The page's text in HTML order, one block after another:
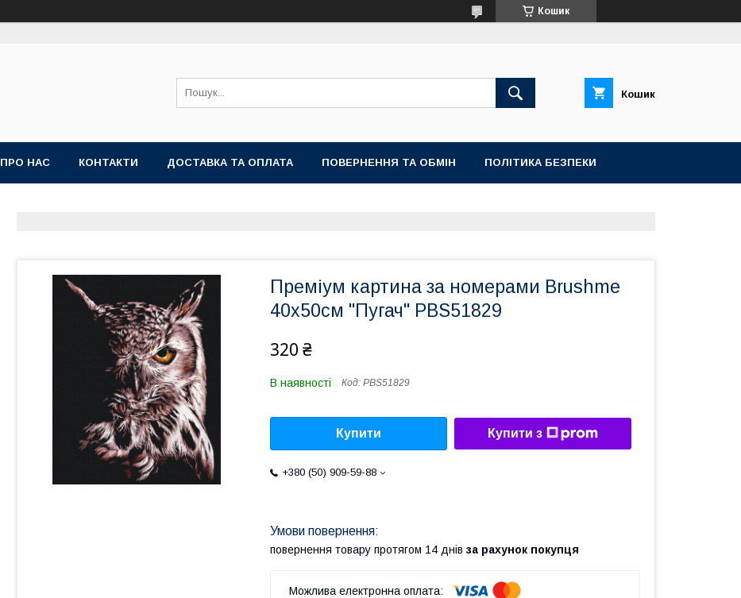
Кошик
Кошик
ПРО НАС КОНТАКТИ ДОСТАВКА ТА ОПЛАТА ПОВЕРНЕННЯ ТА ОБМІН ПОЛІТИКА БЕЗПЕКИ
Преміум картина за номерами Brushme
40x50см "Пугач" PBS51829
320 ₴
В наявності Код: PBS51829
Купити Купити з
+380 (50) 909-59-88
повернення товару протягом 14 днів за рахунок покупця